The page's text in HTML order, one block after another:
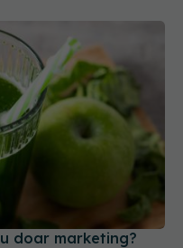
doar marketing?